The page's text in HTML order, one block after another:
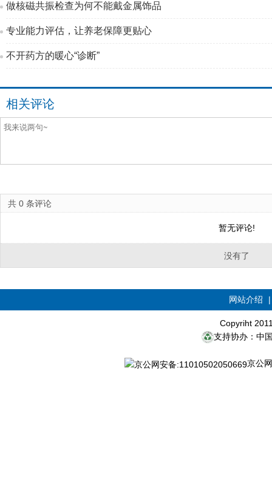
做核磁共振检查为何不能戴金属饰品
专业能力评估，让养老保障更贴心
不开药方的暖心“诊断”
相关评论
共 0 条评论
暂无评论!
没有了
网站介绍
Copyriht
支持协办：中
京公